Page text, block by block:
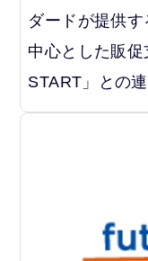
ダードが提供
中心とした販
START」との連